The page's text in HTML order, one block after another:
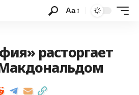
Аа
расторгает